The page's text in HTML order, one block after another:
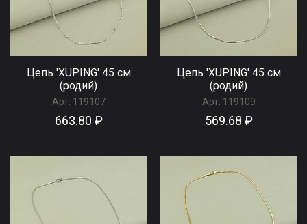
Цепь 'XUPING' 45 см
(родий)
Арт: 119107
663.80 ₽
Цепь 'XUPING' 45 см
(родий)
Арт: 119109
569.68 ₽